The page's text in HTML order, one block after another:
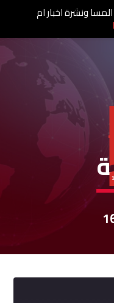
ونشرة اخبار ام